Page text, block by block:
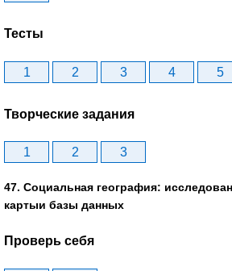
Тесты
1 2 3 4 5
Творческие задания
1 2 3
47. Социальная география:
картыи базы данных
Проверь себя